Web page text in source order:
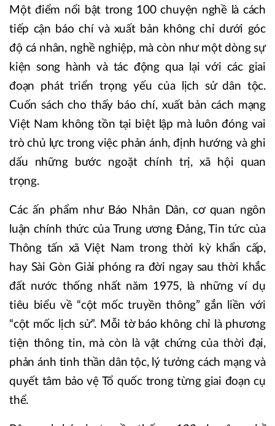
Một điểm nổi bật trong 100 chuyện nghề là cách
tiếp cận báo chí và xuất bản không chỉ dưới góc
độ cá nhân, nghề nghiệp, mà còn như một dòng sự
kiện song hành và tác động qua lại với các giai
đoạn phát triển trọng yếu của lịch sử dân tộc.
Cuốn sách cho thấy báo chí, xuất bản cách mạng
Việt Nam không tồn tại biệt lập mà luôn đóng vai
trò chủ lực trong việc phản ánh, định hướng và ghi
dấu những bước ngoặt chính trị, xã hội quan
trọng.
Các ấn phẩm như Báo Nhân Dân, cơ quan ngôn
luận chính thức của Trung ương Đảng, Tin tức của
Thông tấn xã Việt Nam trong thời kỳ khẩn cấp,
hay Sài Gòn Giải phóng ra đời ngay sau thời khắc
đất nước thống nhất năm 1975, là những ví dụ
tiêu biểu về “cột mốc truyền thông” gắn liền với
“cột mốc lịch sử”. Mỗi tờ báo không chỉ là phương
tiện thông tin, mà còn là vật chứng của thời đại,
phản ánh tinh thần dân tộc, lý tưởng cách mạng và
quyết tâm bảo vệ Tổ quốc trong từng giai đoạn cụ
thể.